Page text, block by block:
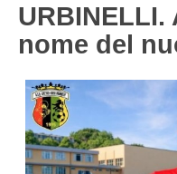
nome del